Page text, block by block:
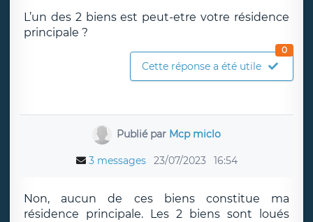
L’un des 2 biens est peut-etre votre résidence
principale ?
Cette réponse a été utile
0
Publié par Mcp miclo
3 messages 23/07/2023 16:54
Non, aucun de ces biens constitue ma
résidence principale. Les 2 biens sont loués